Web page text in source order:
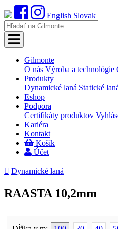
English Slovak
Gilmonte
O nás Výroba a technológie
Produkty
Dynamické laná Statické
Eshop
Podpora
Certifikáty produktov
Kariéra
Kontakt
Košík
Účet
 Dynamické laná
RAASTA 10,2mm